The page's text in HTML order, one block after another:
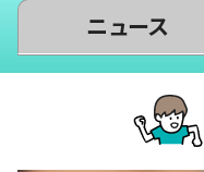
ニュース